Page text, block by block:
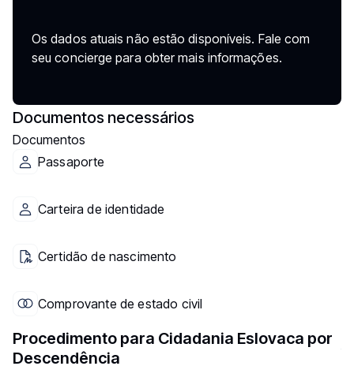
Os dados atuais não estão disponíveis. Fale com
seu concierge para obter mais informações.
Documentos necessários
Documentos
Passaporte
Carteira de identidade
Certidão de nascimento
Comprovante de estado civil
Procedimento para Cidadania Eslovaca por
Descendência